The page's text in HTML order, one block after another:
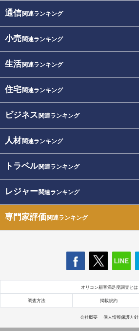
通信関連ランキング
小売関連ランキング
生活関連ランキング
住宅関連ランキング
ビジネス 関連ランキング
人材関連ランキング
トラベル関連ランキング
レジャー関連ランキング
専門家評価関連ランキング
オリコン顧客満足度調査とは
調査方法 掲載規約
会社概要 個人情報保護方針